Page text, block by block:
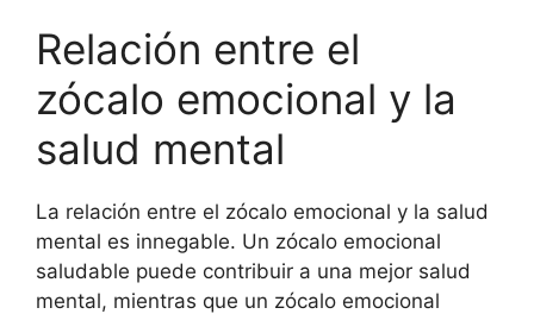
Relación entre el
zócalo emocional y la
salud mental
La relación entre el zócalo emocional y la salud
mental es innegable. Un zócalo emocional
saludable puede contribuir a una mejor salud
mental, mientras que un zócalo emocional